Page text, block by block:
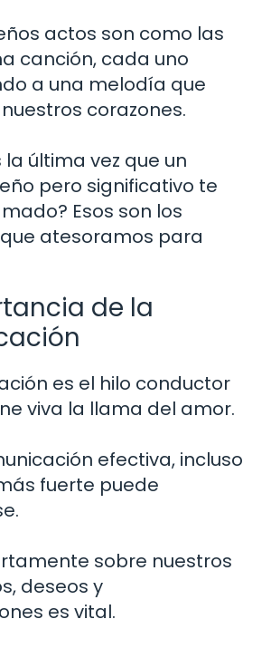
actos son como las
canción, cada uno
a una melodía que
corazones.
la última vez que un
pero significativo te
Esos son los
atesoramos para
de la
es el hilo conductor
viva la llama del amor.
efectiva, incluso
fuerte puede
sobre nuestros
deseos y
es vital.